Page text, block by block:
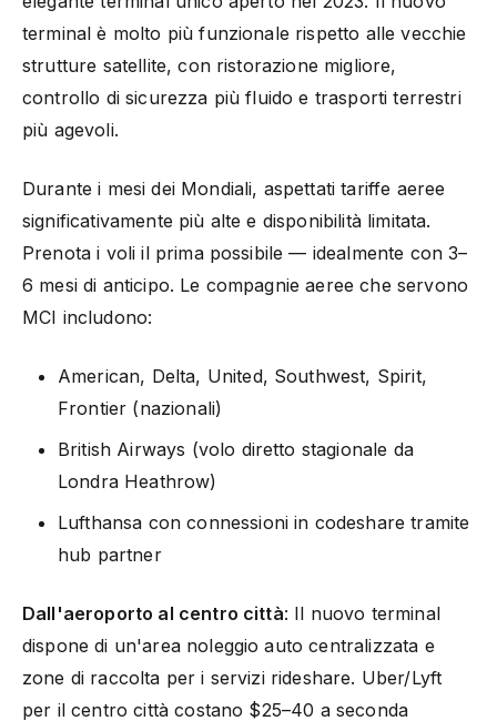
terminal è molto più funzionale rispetto alle vecchie
strutture satellite, con ristorazione migliore,
controllo di sicurezza più fluido e trasporti terrestri
più agevoli.
Durante i mesi dei Mondiali, aspettati tariffe aeree
significativamente più alte e disponibilità limitata.
Prenota i voli il prima possibile — idealmente con 3–
6 mesi di anticipo. Le compagnie aeree che servono
MCI includono:
American, Delta, United, Southwest, Spirit,
Frontier (nazionali)
British Airways (volo diretto stagionale da
Londra Heathrow)
Lufthansa con connessioni in codeshare tramite
hub partner
Dall'aeroporto al centro città: Il nuovo terminal
dispone di un'area noleggio auto centralizzata e
zone di raccolta per i servizi rideshare. Uber/Lyft
per il centro città costano $25–40 a seconda